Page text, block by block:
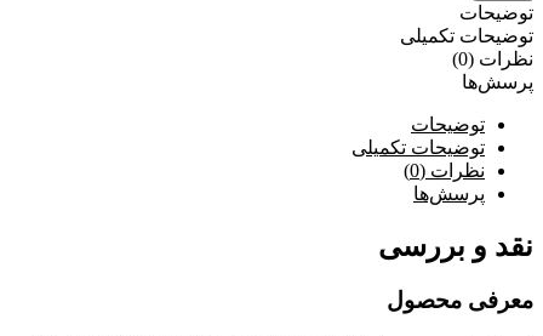
توضیحات
توضیحات تکمیلی
نظرات (0)
پرسش‌ها
توضیحات
توضیحات تکمیلی
نظرات (0)
پرسش‌ها
نقد و بررسی
معرفی محصول